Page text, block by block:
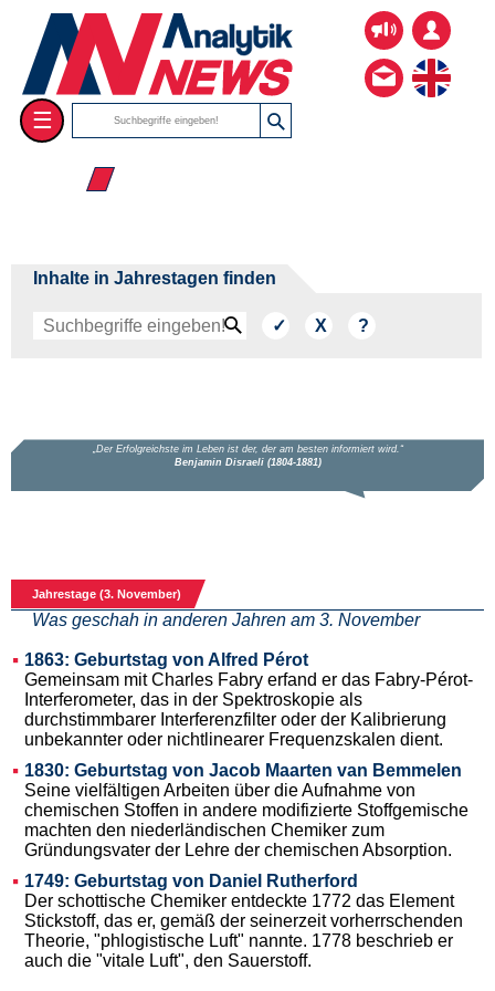
☰
☰ Nov
Inhalte in Jahrestagen finden
Jahrestage (3. November)
Was geschah in anderen Jahren am 3. November
1863: Geburtstag von Alfred Pérot
Gemeinsam mit Charles Fabry erfand er das Fabry-Pérot-
Interferometer, das in der Spektroskopie als
durchstimmbarer Interferenzfilter oder der Kalibrierung
unbekannter oder nichtlinearer Frequenzskalen dient.
1830: Geburtstag von Jacob Maarten van Bemmelen
Seine vielfältigen Arbeiten über die Aufnahme von
chemischen Stoffen in andere modifizierte Stoffgemische
machten den niederländischen Chemiker zum
Gründungsvater der Lehre der chemischen Absorption.
1749: Geburtstag von Daniel Rutherford
Der schottische Chemiker entdeckte 1772 das Element
Stickstoff, das er, gemäß der seinerzeit vorherrschenden
Theorie, "phlogistische Luft" nannte. 1778 beschrieb er
auch die "vitale Luft", den Sauerstoff.